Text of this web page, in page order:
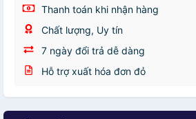
Thanh toán khi nhận hàng
Chất lượng, Uy tín
7 ngày đổi trả dễ dàng
Hỗ trợ xuất hóa đơn đỏ